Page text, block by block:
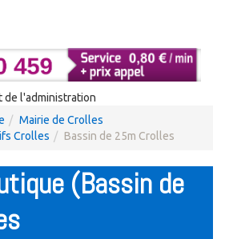
de l'administration
Mairie de Crolles
Crolles
Bassin de 25m Crolles
(Bassin de